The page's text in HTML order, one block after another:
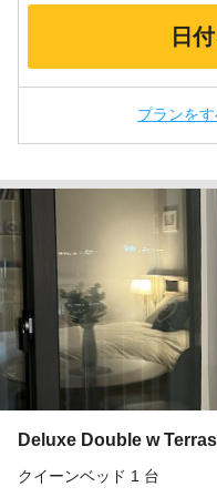
日
プランをす
Deluxe Double w
クイーンベッド 1 台